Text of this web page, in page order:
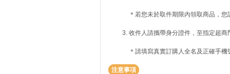
＊若您未於取件期限內領取商品，
收件人請攜帶身分證件，至指定超
＊請填寫真實訂購人全名及正確手
注意事項